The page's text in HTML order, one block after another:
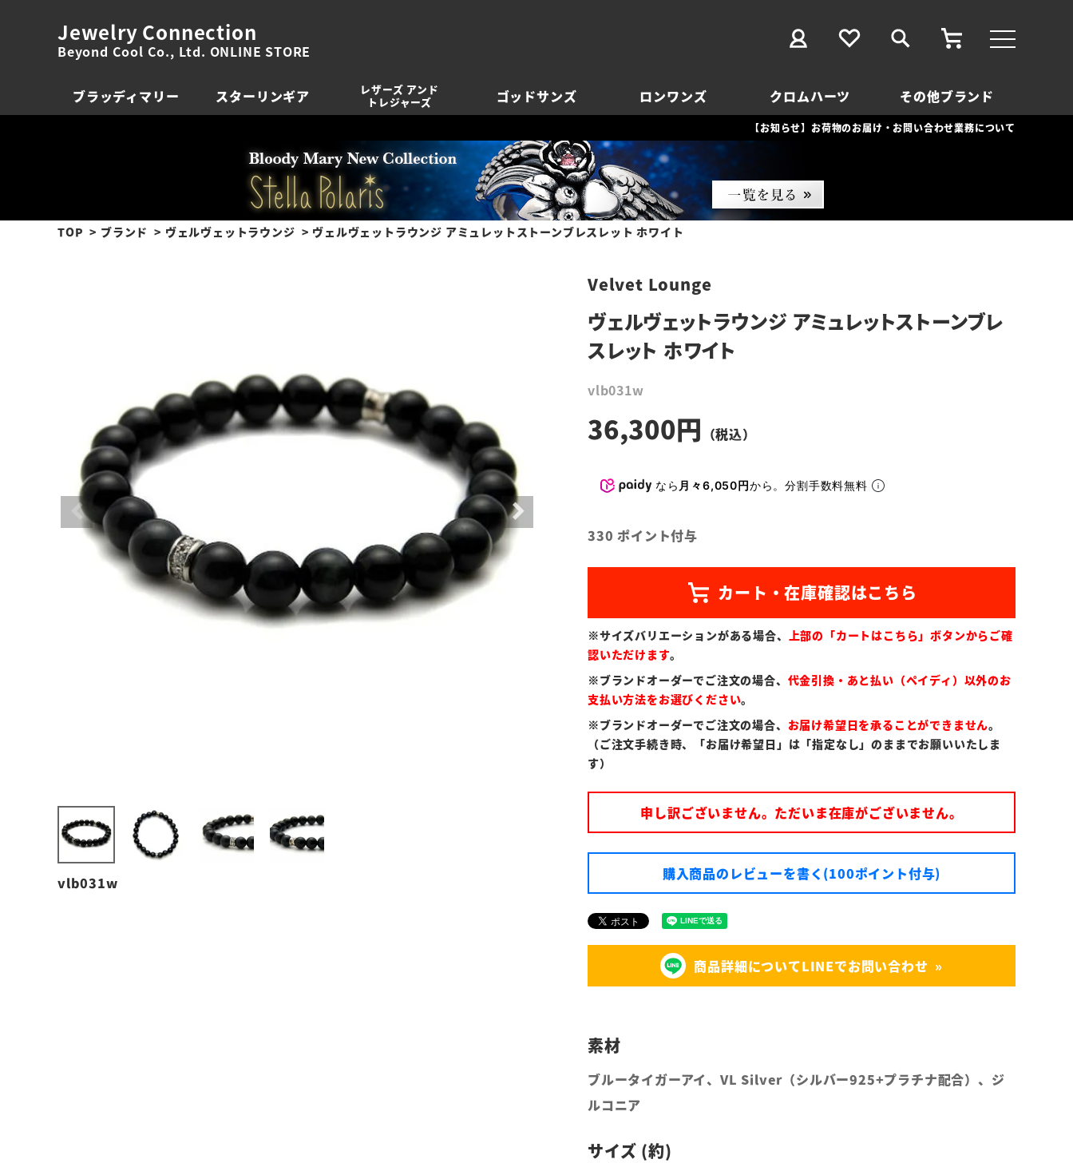
Jewelry Connection
Beyond Cool Co., Ltd. ONLINE STORE
ブラッディマリー スターリンギア
レザーズ アンド
トレジャーズ
ゴッドサンズ ロンワンズ クロムハーツ その他ブランド
【お知らせ】お荷物のお届け・お問い合わせ業務について
TOP ブランド ヴェルヴェットラウンジ ヴェルヴェットラウンジ アミュレットストーンブレスレット ホワイト
vlb031w
Velvet Lounge
ヴェルヴェットラウンジ アミュレットストーンブレ
スレット ホワイト
vlb031w
36,300
なら 月々6,050円から。分割手数料無料
330 ポイント付与
※サイズバリエーションがある場合、
上部の「カートはこちら」ボタンからご確
認いただけます。
※ブランドオーダーでご注文の場合、 代金引換・あと払い（ペイディ）以外のお
支払い方法をお選びください。
※ブランドオーダーでご注文の場合、 お届け希望日を承ることができません。
（ご注文手続き時、「お届け希望日」は「指定なし」のままでお願いいたしま
す）
申し訳ございません。ただいま在庫がございません。
購入商品のレビューを書く(100ポイント付与)
商品詳細についてLINEでお問い合わせ
ブルータイガーアイ、VL Silver（シルバー925+プラチナ配合）、ジ
ルコニア